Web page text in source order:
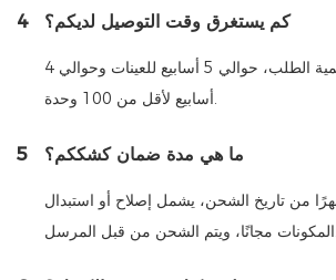
4 كم يستغرق وقت التوصيل لديكم؟
يعتمد ذلك على كمية الطلب، حوالي 5 أسابيع للعينات وحوالي 4
أسابيع لأقل من 100 وحدة.
5 ما هي مدة ضمان كشككم؟
لمدة 12 شهرًا من تاريخ الشحن، يشمل إصلاح أو استبدال